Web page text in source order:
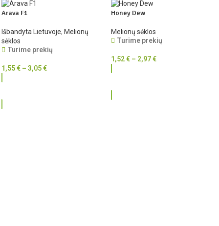
Arava F1
Išbandyta Lietuvoje, Melionų
sėklos
Turime prekių
1,55€ – 3,05€
Honey Dew
Melionų sėklos
Turime prekių
1,52€ – 2,97€